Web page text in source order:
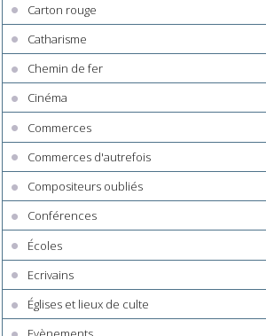
Carton rouge
Catharisme
Chemin de fer
Cinéma
Commerces
Commerces d'autrefois
Compositeurs oubliés
Conférences
Écoles
Ecrivains
Églises et lieux de culte